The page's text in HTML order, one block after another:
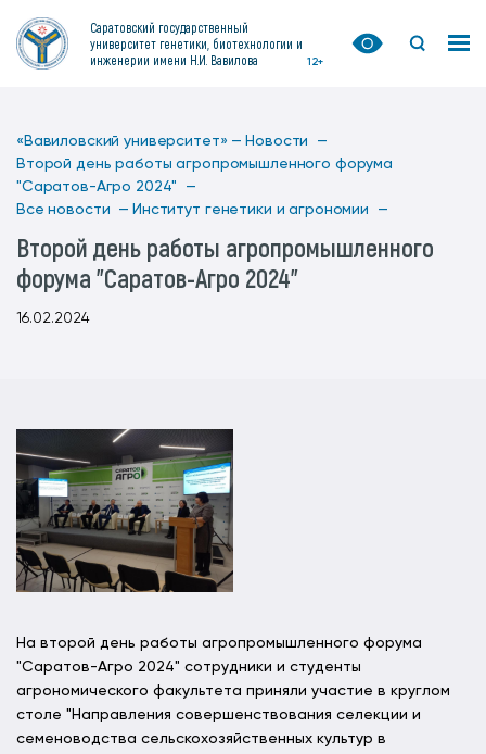
Саратовский государственный
университет генетики, биотехнологии и
инженерии имени Н.И. Вавилова
12+
«Вавиловский университет» — Новости —
Второй день работы агропромышленного форума
"Саратов-Агро 2024" —
Все новости — Институт генетики и агрономии —
Второй день работы агропромышленного
форума "Саратов-Агро 2024"
16.02.2024
На второй день работы агропромышленного форума
"Саратов-Агро 2024" сотрудники и студенты
агрономического факультета приняли участие в круглом
столе "Направления совершенствования селекции и
семеноводства сельскохозяйственных культур в